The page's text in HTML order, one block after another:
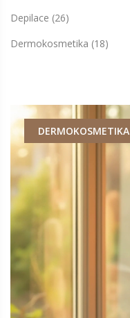
Depilace (26)
Dermokosmetika (18)
DERMOKOSMETIKA